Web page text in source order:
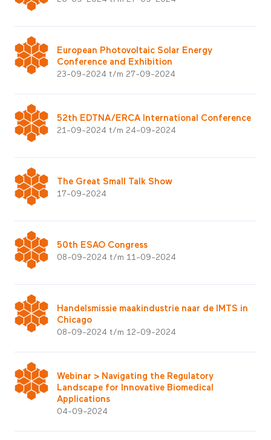
European Photovoltaic Solar Energy
Conference and Exhibition
23-09-2024 t/m 27-09-2024
52th EDTNA/ERCA International Conference
21-09-2024 t/m 24-09-2024
The Great Small Talk Show
17-09-2024
50th ESAO Congress
08-09-2024 t/m 11-09-2024
Handelsmissie maakindustrie naar de IMTS in
Chicago
08-09-2024 t/m 12-09-2024
Webinar > Navigating the Regulatory
Landscape for Innovative Biomedical
Applications
04-09-2024